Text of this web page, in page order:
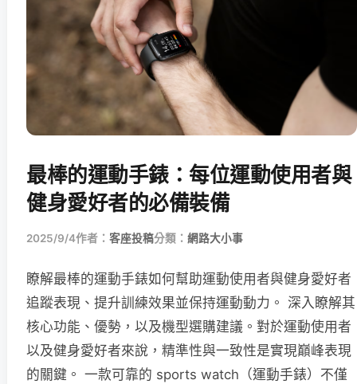
最棒的運動手錶：每位運動使用者與
健身愛好者的必備裝備
2025/9/4作者： 客座投稿分類： 網路大小事
瞭解最棒的運動手錶如何幫助運動使用者與健身愛好者
追蹤表現、提升訓練效果並保持運動動力。 深入瞭解其
核心功能、優勢，以及機型選購建議。對於運動使用者
以及健身愛好者來說，精準性與一致性是實現巔峰表現
的關鍵。 一款可靠的 sports watch（運動手錶）不僅